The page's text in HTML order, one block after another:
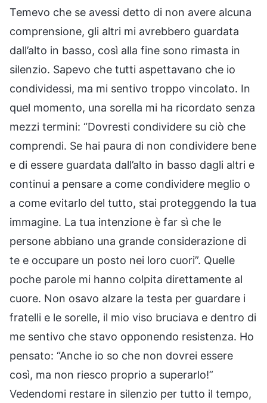
Temevo che se avessi detto di non avere alcuna
comprensione, gli altri mi avrebbero guardata
dall’alto in basso, così alla fine sono rimasta in
silenzio. Sapevo che tutti aspettavano che io
condividessi, ma mi sentivo troppo vincolato. In
quel momento, una sorella mi ha ricordato senza
mezzi termini: “Dovresti condividere su ciò che
comprendi. Se hai paura di non condividere bene
e di essere guardata dall’alto in basso dagli altri e
continui a pensare a come condividere meglio o
a come evitarlo del tutto, stai proteggendo la tua
immagine. La tua intenzione è far sì che le
persone abbiano una grande considerazione di
te e occupare un posto nei loro cuori”. Quelle
poche parole mi hanno colpita direttamente al
cuore. Non osavo alzare la testa per guardare i
fratelli e le sorelle, il mio viso bruciava e dentro di
me sentivo che stavo opponendo resistenza. Ho
pensato: “Anche io so che non dovrei essere
così, ma non riesco proprio a superarlo!”
Vedendomi restare in silenzio per tutto il tempo,